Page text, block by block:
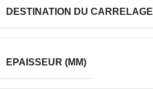
DESTINATION DU CARRELAGE
EPAISSEUR (MM)